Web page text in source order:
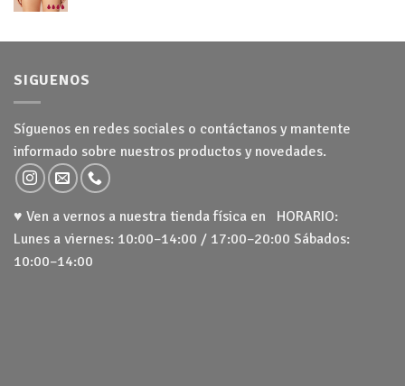
SIGUENOS
Síguenos en redes sociales o contáctanos y mantente
informado sobre nuestros productos y novedades.
♥ Ven a vernos a nuestra tienda física en HORARIO:
Lunes a viernes: 10:00–14:00 / 17:00–20:00 Sábados:
10:00–14:00